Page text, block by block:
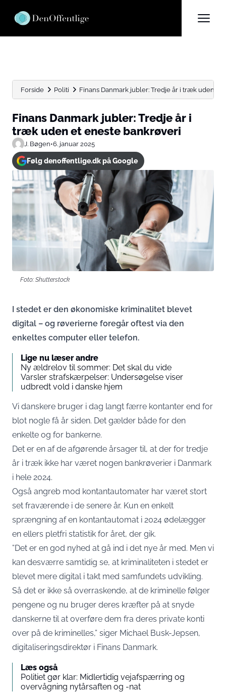
Forside Politi Finans Danmark jubler: Tredje år i træk uden et
Finans Danmark jubler: Tredje år i
træk uden et eneste bankrøveri
J. Bøgen•6. januar 2025
Følg denoffentlige.dk på Google
Foto: Shutterstock
I stedet er den økonomiske kriminalitet blevet
digital – og røverierne foregår oftest via den
enkeltes computer eller telefon.
Lige nu læser andre
Ny ældrelov til sommer: Det skal du vide
Varsler strafskærpelser: Undersøgelse viser
udbredt vold i danske hjem
Vi danskere bruger i dag langt færre kontanter end for
blot nogle få år siden. Det gælder både for den
enkelte og for bankerne.
Det er en af de afgørende årsager til, at der for tredje
år i træk ikke har været nogen bankrøverier i Danmark
i hele 2024.
Også angreb mod kontantautomater har været stort
set fraværende i de senere år. Kun en enkelt
sprængning af en kontantautomat i 2024 ødelægger
en ellers pletfri statistik for året, der gik.
”Det er en god nyhed at gå ind i det nye år med. Men vi
kan desværre samtidig se, at kriminaliteten i stedet er
blevet mere digital i takt med samfundets udvikling.
Så det er ikke så overraskende, at de kriminelle følger
pengene og nu bruger deres kræfter på at snyde
danskerne til at overføre dem fra deres private konti
over på de kriminelles,” siger Michael Busk-Jepsen,
digitaliseringsdirektør i Finans Danmark.
Læs også
Politiet gør klar: Midlertidig vejafspærring og
overvågning nytårsaften og -nat